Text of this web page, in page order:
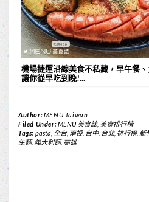
機場捷運沿線美食不私藏，早午餐、
讓你從早吃到晚!...
Author:MENU Taiwan
Filed Under:MENU 美食誌, 美食排行榜
Tags: pasta 全台, 南投, 台中, 台北, 排行榜, 新
生麵, 義大利麵, 高雄